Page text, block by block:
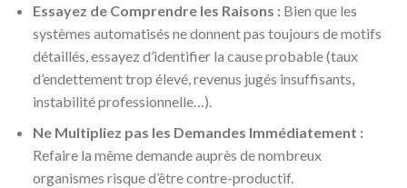
Essayez de Comprendre les Raisons :Bien que les
systèmes automatisés ne donnent pas toujours de motifs
détaillés, essayez d’identifier la cause probable (taux
d’endettement trop élevé, revenus jugés insuffisants,
instabilité professionnelle…).
Ne Multipliez pas les Demandes Immédiatement :
Refaire la même demande auprès de nombreux
organismes risque d’être contre-productif.